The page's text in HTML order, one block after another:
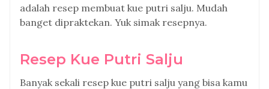
adalah resep membuat kue putri salju. Mudah
banget dipraktekan. Yuk simak resepnya.
Resep Kue Putri Salju
Banyak sekali resep kue putri salju yang bisa kamu